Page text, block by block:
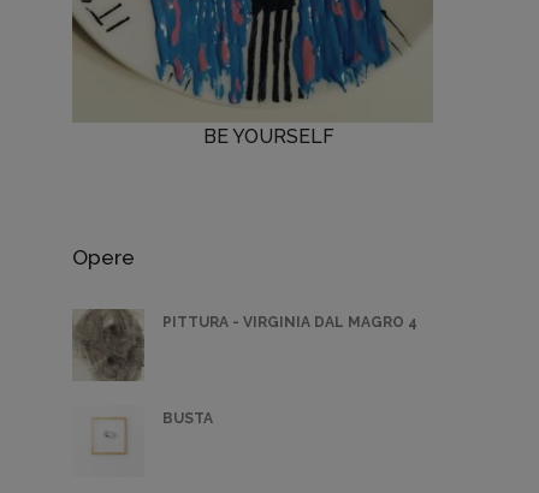
BE YOURSELF
Opere
PITTURA - VIRGINIA DAL MAGRO 4
BUSTA